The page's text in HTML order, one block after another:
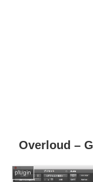
Overloud –
plugin